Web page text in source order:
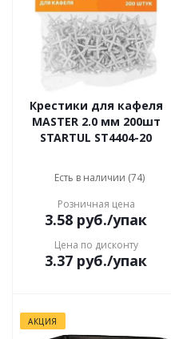
Крестики для кафеля
MASTER 2.0 мм 200шт
STARTUL ST4404-20
Есть в наличии (74)
Розничная цена
3.58 руб./упак
Цена по дисконту
3.37 руб./упак
АКЦИЯ